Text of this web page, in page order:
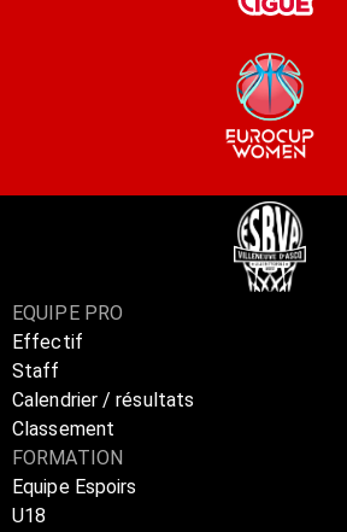
EQUIPE PRO
Effectif
Staff
Calendrier / résultats
Classement
FORMATION
Equipe Espoirs
U18